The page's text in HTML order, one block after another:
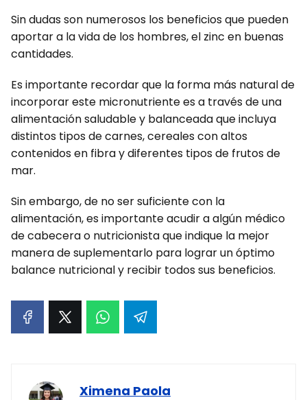
Sin dudas son numerosos los beneficios que pueden
aportar a la vida de los hombres, el zinc en buenas
cantidades.
Es importante recordar que la forma más natural de
incorporar este micronutriente es a través de una
alimentación saludable y balanceada que incluya
distintos tipos de carnes, cereales con altos
contenidos en fibra y diferentes tipos de frutos de
mar.
Sin embargo, de no ser suficiente con la
alimentación, es importante acudir a algún médico
de cabecera o nutricionista que indique la mejor
manera de suplementarlo para lograr un óptimo
balance nutricional y recibir todos sus beneficios.
Ximena Paola